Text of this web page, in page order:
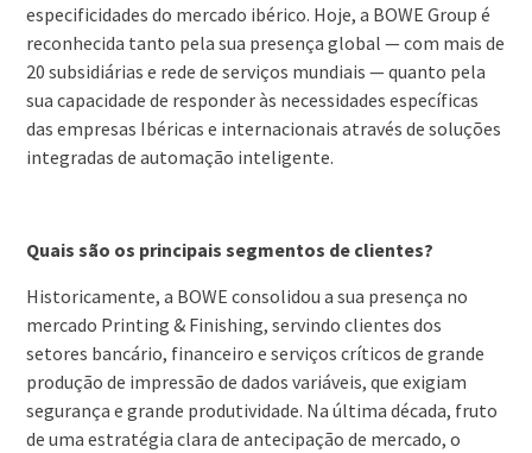
especificidades do mercado ibérico. Hoje, a BOWE Group é
reconhecida tanto pela sua presença global — com mais de
20 subsidiárias e rede de serviços mundiais — quanto pela
sua capacidade de responder às necessidades específicas
das empresas Ibéricas e internacionais através de soluções
integradas de automação inteligente.
Quais são os principais segmentos de clientes?
Historicamente, a BOWE consolidou a sua presença no
mercado Printing & Finishing, servindo clientes dos
setores bancário, financeiro e serviços críticos de grande
produção de impressão de dados variáveis, que exigiam
segurança e grande produtividade. Na última década, fruto
de uma estratégia clara de antecipação de mercado, o